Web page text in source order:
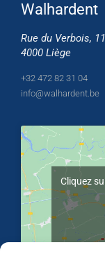
Walhardent
Rue du Verbois, 11
4000 Liège
+32 472 82 31 04
info@walhardent.be
Cliquez